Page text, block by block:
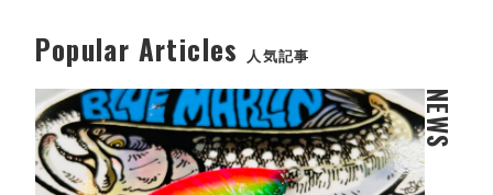
Popular Articles 人気記事
NEWS